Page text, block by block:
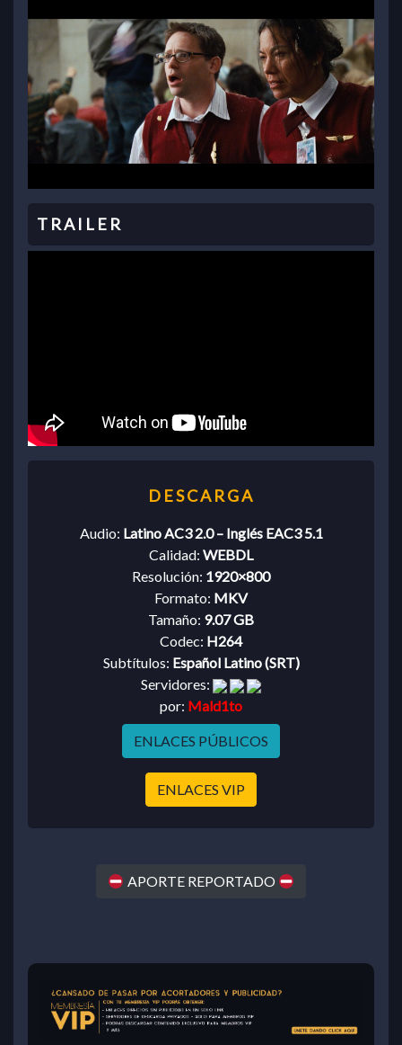
Audio: Latino AC3 2.0 – Inglés EAC3 5.1
Calidad: WEBDL
Resolución: 1920×800
Formato: MKV
Tamaño: 9.07 GB
Codec: H264
Subtítulos: Español Latino (SRT)
Servidores:
por: Mald1to
ENLACES PÚBLICOS
ENLACES VIP
APORTE REPORTADO